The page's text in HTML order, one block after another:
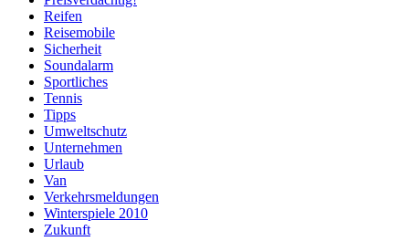
Reifen
Reisemobile
Sicherheit
Soundalarm
Sportliches
Tennis
Tipps
Umweltschutz
Unternehmen
Urlaub
Van
Verkehrsmeldungen
Winterspiele 2010
Zukunft